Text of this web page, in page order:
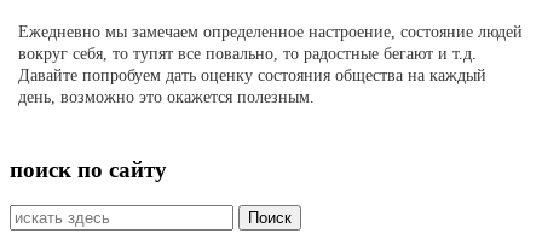
Ежедневно мы замечаем определенное настроение, состояние людей
вокруг себя, то тупят все повально, то радостные бегают и т.д.
Давайте попробуем дать оценку состояния общества на каждый
день, возможно это окажется полезным.
поиск по сайту
Искать: